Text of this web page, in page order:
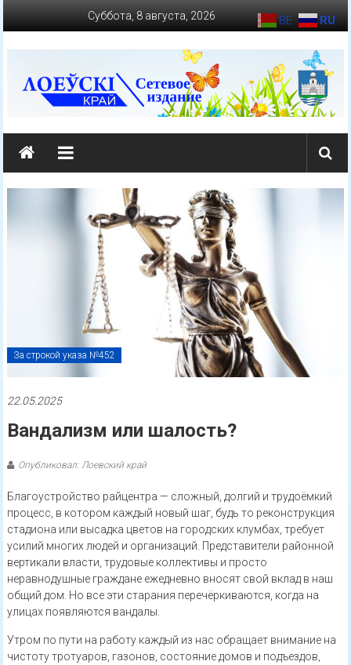
Суббота, 8 августа, 2026
loevkraj.by
Еженедельная
За строкой указа №452
22.05.2025
Вандализм или шалость?
Опубликовал: Лоевский край
Благоустройство райцентра — сложный, долгий и трудоёмкий
процесс, в котором каждый новый шаг, будь то реконструкция
стадиона или высадка цветов на городских клумбах, требует
усилий многих людей и организаций. Представители районной
вертикали власти, трудовые коллективы и просто
неравнодушные граждане ежедневно вносят свой вклад в наш
общий дом. Но все эти старания перечёркиваются, когда на
улицах появляются вандалы.
Утром по пути на работу каждый из нас обращает внимание на
чистоту тротуаров, газонов, состояние домов и подъездов,
BE RU